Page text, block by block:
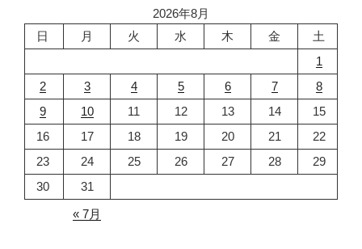
2026年8月
日
月 火 水 木 金
土
1
2
3 4 5 6 7
8
9
10 11 12 13 14
15
16
17 18 19 20 21
22
23
24 25 26 27 28
29
30
31
« 7月